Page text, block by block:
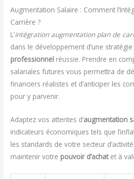
Augmentation Salaire : Comment
Carrière ?
L’intégration augmentation plan de
dans le développement d’une stratégie
professionnel réussie. Prendre en
salariales futures vous permettra de
financiers réalistes et d’anticiper les
pour y parvenir.
Adaptez vos attentes d’augmentation
indicateurs économiques tels que
les standards de votre secteur
maintenir votre pouvoir d’achatet à